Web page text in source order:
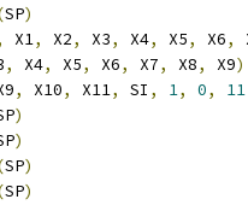
SP)
X1, X2, X3, X4, X5, X6,
, X4, X5, X6, X7, X8, X9)
, X10, X11, SI , 1, 0, 11
)
)
SP)
SP)